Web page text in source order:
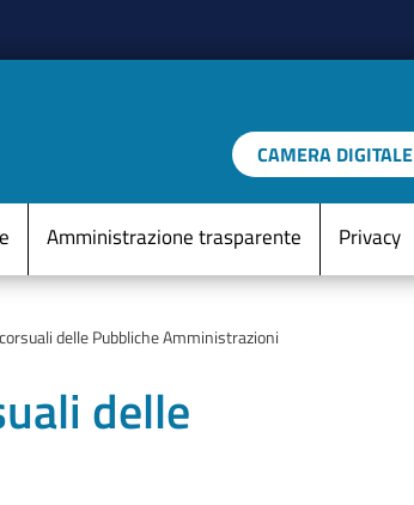
CAMERA DIGITALE
Menu Statico
Amministrazione trasparente Privacy
delle Pubbliche Amministrazioni
delle